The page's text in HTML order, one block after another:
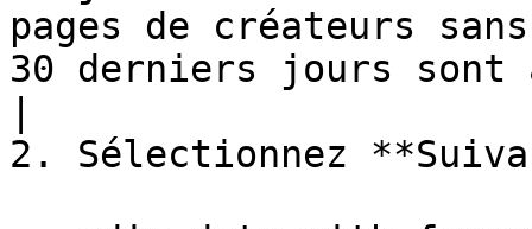
pages de créateurs
30 derniers jours sont
2. Sélectionnez